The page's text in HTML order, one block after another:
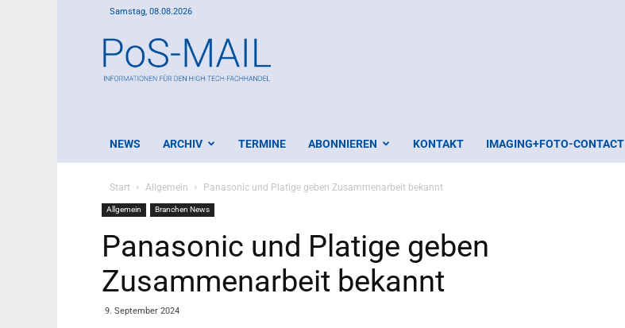
Samstag, 08.08.2026
Mail
NEWS ARCHIV TERMINE ABONNIEREN KONTAKT IMAGING+FOTO-CONTACT
Start Allgemein Panasonic und Platige geben Zusammenarbeit bekannt
Allgemein Branchen News
Panasonic und Platige geben
Zusammenarbeit bekannt
9. September 2024